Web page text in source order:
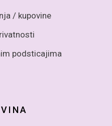
/ kupovine
podsticajima